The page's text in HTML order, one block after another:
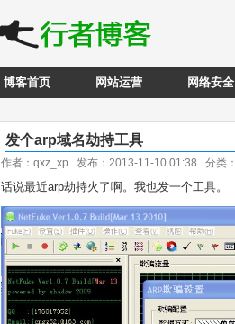
博客首页 网站运营 网络安全
发个arp域名劫持工具
作者：qxz_xp 发布：2013-11-10 01:38 分类：
话说最近arp劫持火了啊。我也发一个工具。